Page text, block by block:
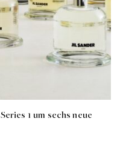
1 um sechs neue